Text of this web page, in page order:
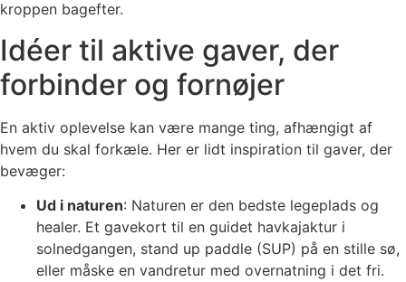
kroppen bagefter.
Idéer til aktive gaver, der
forbinder og fornøjer
En aktiv oplevelse kan være mange ting, afhængigt af
hvem du skal forkæle. Her er lidt inspiration til gaver, der
bevæger:
Ud i naturen: Naturen er den bedste legeplads og
healer. Et gavekort til en guidet havkajaktur i
solnedgangen, stand up paddle (SUP) på en stille sø,
eller måske en vandretur med overnatning i det fri.